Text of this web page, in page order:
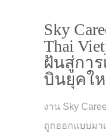
Sky
Thai
ฝันสู่กา
บินยุคใ
งาน Sky
ถูกออกแบบมา